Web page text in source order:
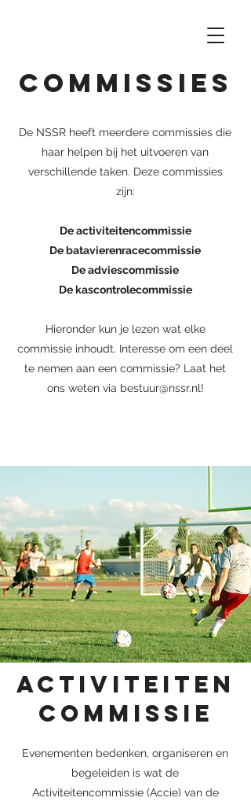
Commissies
De NSSR heeft meerdere commissies die
haar helpen bij het uitvoeren van
verschillende taken. Deze commissies
zijn:
De activiteitencommissie
De batavierenracecommissie
De adviescommissie
De kascontrolecommissie
Hieronder kun je lezen wat elke
commissie inhoudt. Interesse om een deel
te nemen aan een commissie? Laat het
ons weten via bestuur@nssr.nl!
Activiteiten
commissie
Evenementen bedenken, organiseren en
begeleiden is wat de
Activiteitencommissie (Accie) van de